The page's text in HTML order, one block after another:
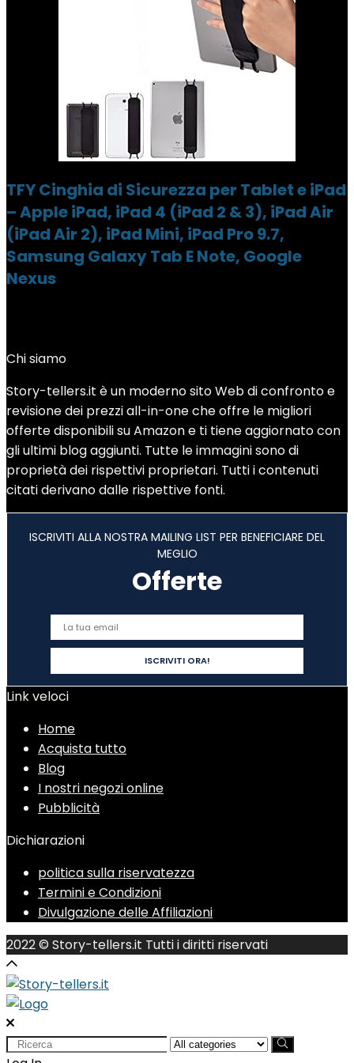
TFY Cinghia di Sicurezza per Tablet e iPad
– Apple iPad, iPad 4 (iPad 2 & 3), iPad Air
(iPad Air 2), iPad Mini, iPad Pro 9.7,
Samsung Galaxy Tab E Note, Google
Nexus
Chi siamo
Story-tellers.it è un moderno sito Web di confronto e
revisione dei prezzi all-in-one che offre le migliori
offerte disponibili su Amazon e ti tiene aggiornato con
gli ultimi blog aggiunti. Tutte le immagini sono di
proprietà dei rispettivi proprietari. Tutti i contenuti
citati derivano dalle rispettive fonti.
ISCRIVITI ALLA NOSTRA MAILING LIST PER BENEFICIARE DEL
MEGLIO
Offerte
Link veloci
Home
Acquista tutto
Blog
I nostri negozi online
Pubblicità
Dichiarazioni
politica sulla riservatezza
Termini e Condizioni
Divulgazione delle Affiliazioni
2022 © Story-tellers.it Tutti i diritti riservati
Search